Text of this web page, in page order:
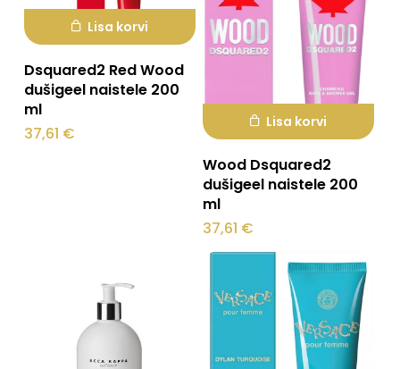
Lisa korvi
Dsquared2 Red Wood
dušigeel naistele 200
ml
37,61 €
Lisa korvi
Wood Dsquared2
dušigeel naistele 200
ml
37,61 €